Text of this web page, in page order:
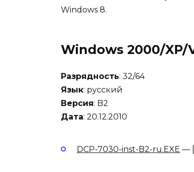
Windows 8.
Windows 2000/XP/
Разрядность: 32/64
Язык: русский
Версия: B2
Дата: 20.12.2010
DCP-7030-inst-B2-ru.EXE —